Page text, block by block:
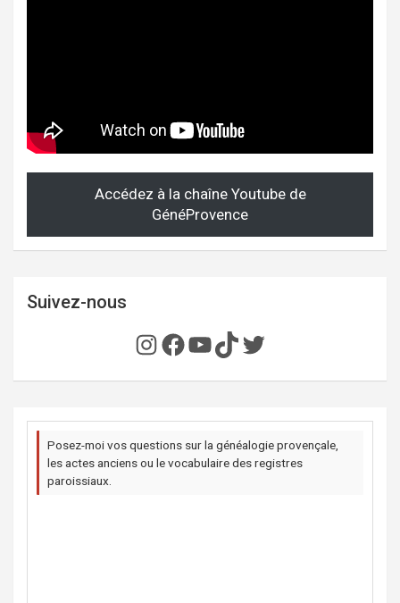
Accédez à la chaîne Youtube de
GénéProvence
Suivez-nous
Instagram
Facebook
YouTube
TikTok
Twitter
Posez-moi vos questions sur la généalogie provençale,
les actes anciens ou le vocabulaire des registres
paroissiaux.